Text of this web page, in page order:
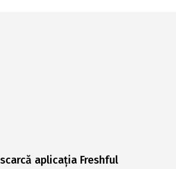
aplicația Freshful